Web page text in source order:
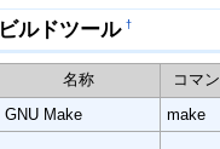
ビルドツール †
名称 コマ
GNU Make
make